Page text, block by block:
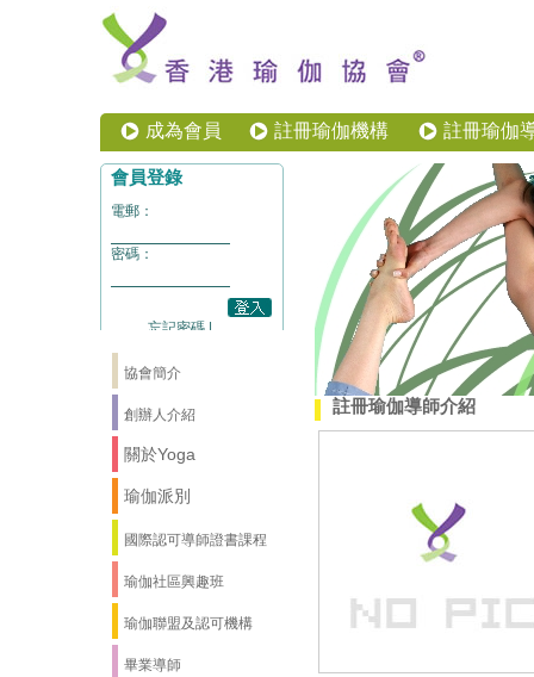
成為會員 註冊瑜伽機構 註冊瑜伽
協會簡介
創辦人介紹
關於Yoga
瑜伽派別
國際認可導師證書課程
瑜伽社區興趣班
瑜伽聯盟及認可機構
畢業導師
註冊瑜伽導師介紹